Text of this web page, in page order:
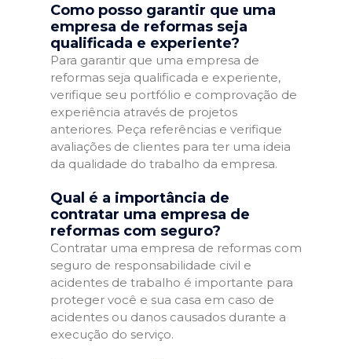
Como posso garantir que uma
empresa de reformas seja
qualificada e experiente?
Para garantir que uma empresa de
reformas seja qualificada e experiente,
verifique seu portfólio e comprovação de
experiência através de projetos
anteriores. Peça referências e verifique
avaliações de clientes para ter uma ideia
da qualidade do trabalho da empresa.
Qual é a importância de
contratar uma empresa de
reformas com seguro?
Contratar uma empresa de reformas com
seguro de responsabilidade civil e
acidentes de trabalho é importante para
proteger você e sua casa em caso de
acidentes ou danos causados durante a
execução do serviço.